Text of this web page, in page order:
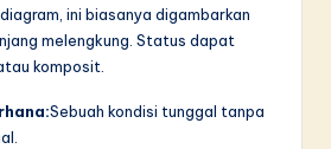
ini biasanya digambarkan
melengkung. Status dapat
komposit.
Sebuah kondisi tunggal tanpa